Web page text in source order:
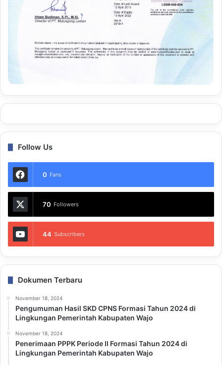
Follow Us
0 Fans
70 Followers
44 Subscribers
Dokumen Terbaru
November 18, 2024
Pengumuman Hasil SKD CPNS Formasi Tahun 2024 di
Lingkungan Pemerintah Kabupaten Wajo
November 18, 2024
Penerimaan PPPK Periode II Formasi Tahun 2024 di
Lingkungan Pemerintah Kabupaten Wajo